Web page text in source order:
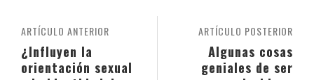
ARTÍCULO POSTERIOR
Algunas cosas
geniales de ser
ARTÍCULO ANTERIOR
¿Influyen la
orientación sexual